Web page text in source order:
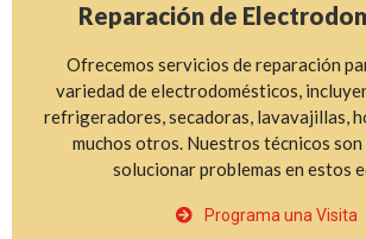
Reparación de
Ofrecemos servicios de reparación
variedad de electrodomésticos,
refrigeradores, secadoras, lavavajillas,
muchos otros. Nuestros técnicos
solucionar problemas en estos
Programa una Visita